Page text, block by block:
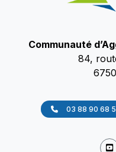
Communauté
84,
03 88 90 68